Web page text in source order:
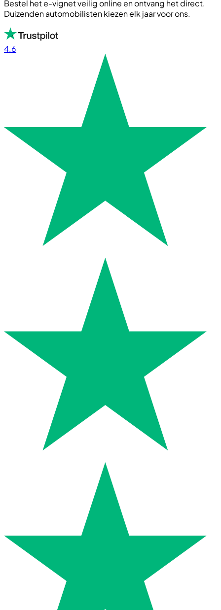
Bestel het e-vignet veilig online en ontvang het direct.
Duizenden automobilisten kiezen elk jaar voor ons.
4.6